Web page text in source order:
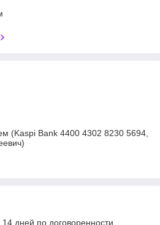
(Kaspi Bank 4400 4302 8230 5694,
дней по договоренности